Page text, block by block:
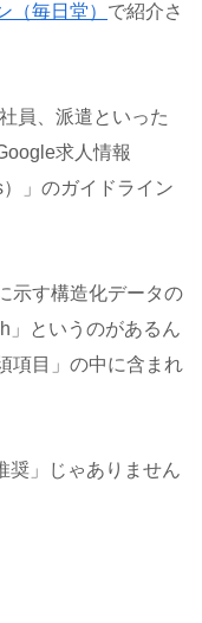
（毎日堂） で紹介さ
員、派遣といった
求人情報
」のガイドライン
示す構造化データの
」というのがあるん
項目」の中に含まれ
奨」じゃありません